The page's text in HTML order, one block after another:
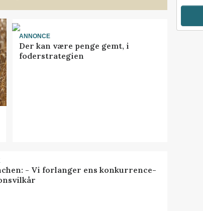
ANNONCE
Der kan være penge gemt, i
foderstrategien
- Vi forlanger ens konkurrence-